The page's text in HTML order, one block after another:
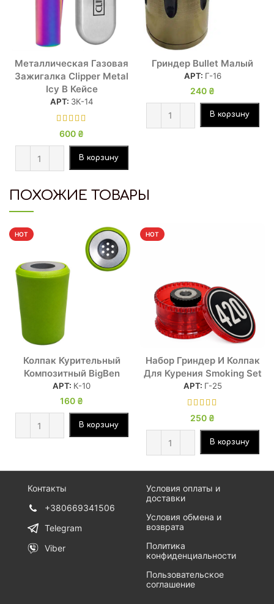
Металлическая Газовая
Зажигалка Clipper Metal
Icy В Кейсе
АРТ: ЗК-14
600 ₴
В корзину
Гриндер Bullet Малый
АРТ: Г-16
240 ₴
В корзину
ПОХОЖИЕ ТОВАРЫ
HOT
Колпак Курительный
Композитный BigBen
АРТ: К-10
160 ₴
В корзину
HOT
Набор Гриндер И Колпак
Для Курения Smoking Set
АРТ: Г-25
250 ₴
В корзину
Контакты
+380669341506
Telegram
Viber
Условия оплаты и
доставки
Условия обмена и
возврата
Политика
конфиденциальности
Пользовательское
соглашение